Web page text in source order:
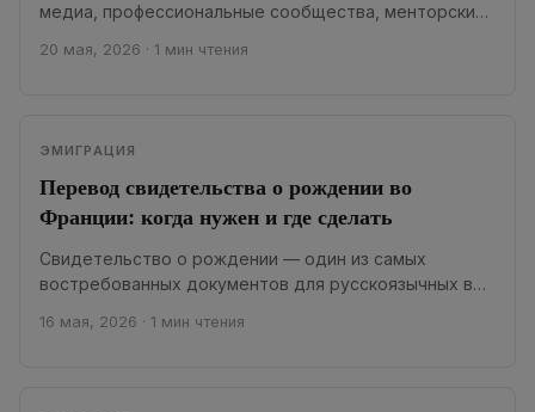
медиа, профессиональные сообщества, менторские
Русскоязычная Франция давно строится не...
20 мая, 2026 · 1 мин чтения
ЭМИГРАЦИЯ
Перевод свидетельства о рождении во
Франции: когда нужен и где сделать
Свидетельство о рождении — один из самых
востребованных документов для русскоязычных во
16 мая, 2026 · 1 мин чтения